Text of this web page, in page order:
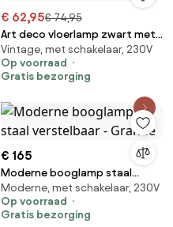
€ 62,95€ 74,95
Art deco vloerlamp zwart met
amber glas - Bizle
Vintage, met schakelaar, 230V
Op voorraad
Gratis bezorging
€ 165
Moderne booglamp staal
verstelbaar - Grande
Moderne, met schakelaar, 230V
Op voorraad
Gratis bezorging